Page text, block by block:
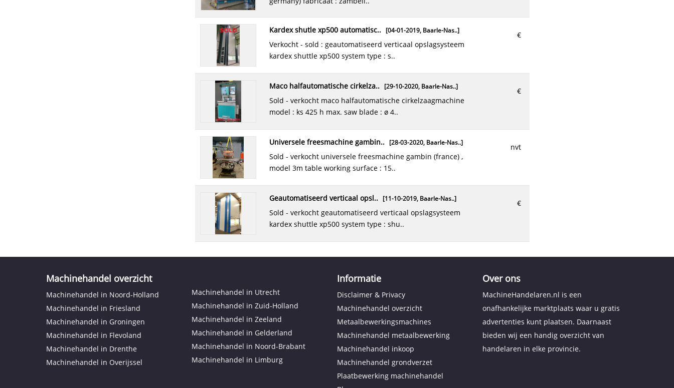
€
kardex shutle xp500 automatisc.. [04-01-2019, Baarle-Nas..]
verkocht - sold : geautomatiseerd verticaal opslagsysteem
kardex shuttle xp500 system type : s..
€
maco halfautomatische cirkelza.. [29-10-2020, Baarle-Nas..]
sold - verkocht maco halfautomatische cirkelzaagmachine
model : ks 425 h max. saw blade : ø 4..
nvt
universele freesmachine gambin.. [28-03-2020, Baarle-Nas..]
sold - verkocht universele freesmachine gambin (france) ,
model 3m table working surface : 15..
€
geautomatiseerd verticaal opsl.. [11-10-2019, Baarle-Nas..]
sold - verkocht geautomatiseerd verticaal opslagsysteem
kardex shuttle xp500 system type : shu..
Machinehandel overzicht
Machinehandel in Noord-Holland
Machinehandel in Friesland
Machinehandel in Groningen
Machinehandel in Flevoland
Machinehandel in Drenthe
Machinehandel in Overijssel
Machinehandel in Utrecht
Machinehandel in Zuid-Holland
Machinehandel in Zeeland
Machinehandel in Gelderland
Machinehandel in Noord-Brabant
Machinehandel in Limburg
Informatie
Disclaimer & Privacy
Machinehandel overzicht
Metaalbewerkingsmachines
Machinehandel metaalbewerking
Machinehandel inkoop
Machinehandel grondverzet
Plaatbewerking machinehandel
Over ons
MachineHandelaren.nl is een
onafhankelijke marktplaats waar u gratis
advertenties kunt plaatsen. Daarnaast
bieden wij een handig overzicht van
handelaren in elke provincie.